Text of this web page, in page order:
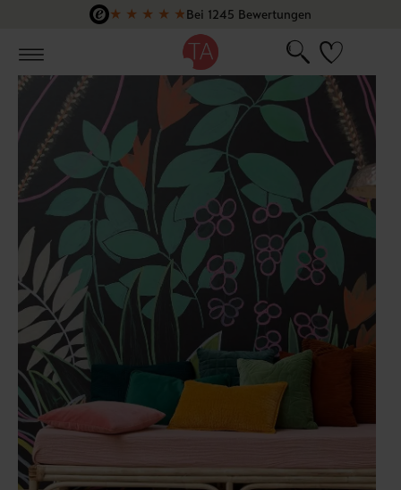
Zum Hauptinhalt springen
★ ★ ★ ★ ★Bei 1245 Bewertungen